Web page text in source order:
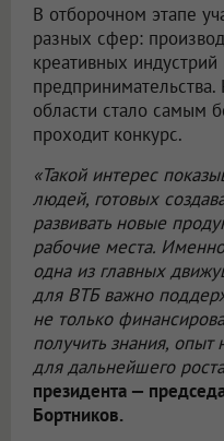
В отборочном этапе
разных сфер:
креативных
области стало самым
проходит конкурс.
«Такой интерес
людей, готовых
развивать новые
рабочие места.
одна из главных
для ВТБ важно
не только
получить знания, опыт
для дальнейшего
президента —
Бортников.